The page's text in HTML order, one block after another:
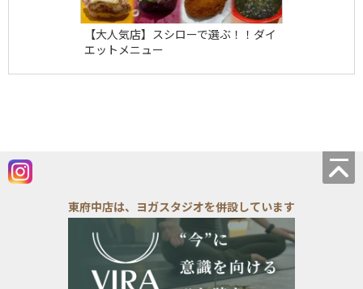
【大人気店】スシローで選ぶ！！ダイ
エットメニュー
東府中店は、ヨガスタジオを併設しています